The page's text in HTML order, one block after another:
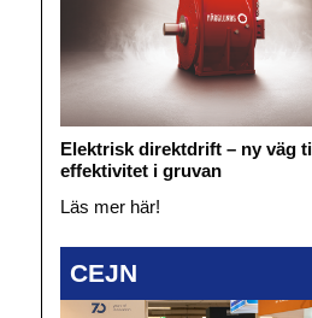
Elektrisk direktdrift – ny väg
effektivitet i gruvan
Läs mer här!
CEJN